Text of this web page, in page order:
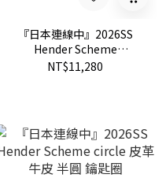
『日本連線中』2026SS
Hender Scheme
horizontal zip purse 皮革
NT$11,280